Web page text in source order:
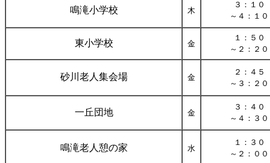
鳴滝小学校 木
３：１０
～４：１０
東小学校 金
１：５０
～２：２０
砂川老人集会場 金
２：４５
～３：２０
一丘団地 金
３：４０
～４：３０
鳴滝老人憩の家 水
１：３０
～２：００